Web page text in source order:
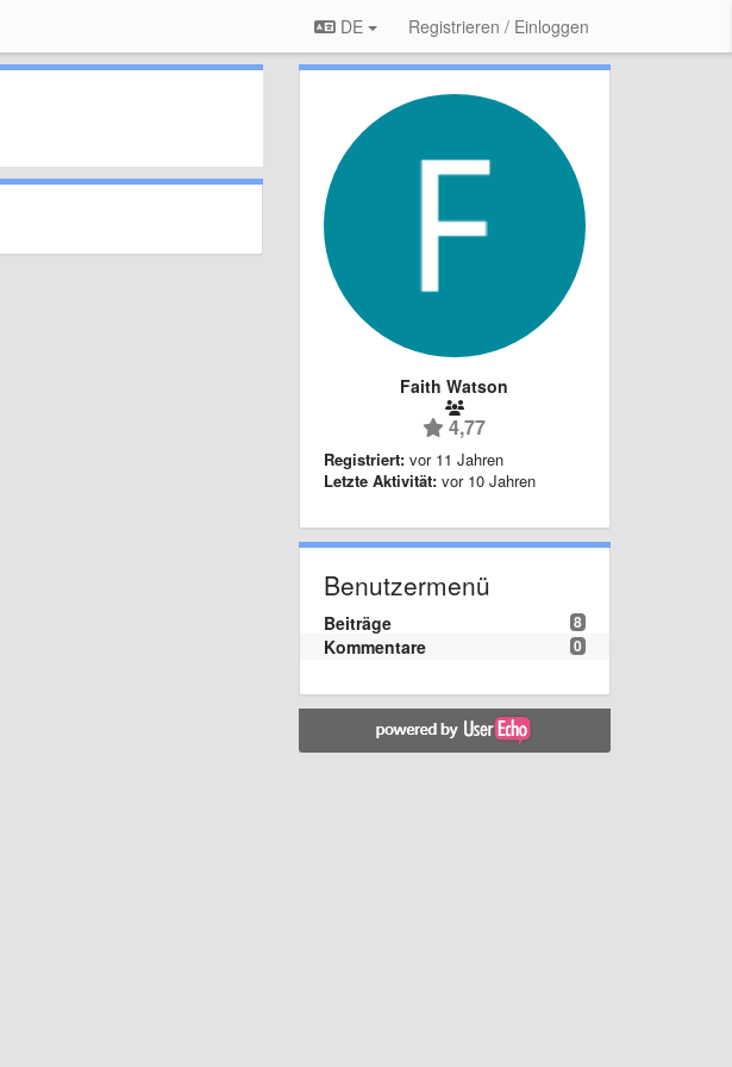
DE Registrieren / Einloggen
Faith Watson
4,77
Registriert: vor 11 Jahren
Letzte Aktivität: vor 10 Jahren
Benutzermenü
8
Beiträge
0
Kommentare